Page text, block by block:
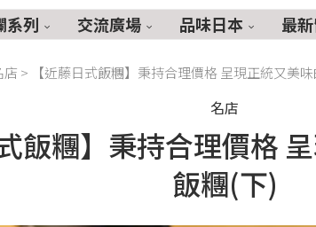
系列 交流廣場 品味日本 最
店 > 【近藤日式飯糰】秉持合理價格 呈現正統又美
名店
飯糰】秉持合理價格
飯糰(下)